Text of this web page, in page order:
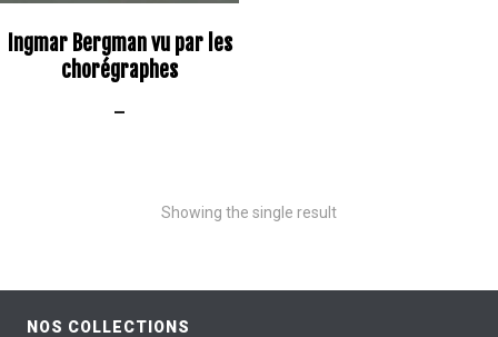
Ingmar Bergman vu par les
chorégraphes
–
Showing the single result
NOS COLLECTIONS